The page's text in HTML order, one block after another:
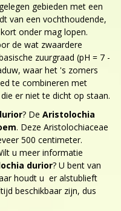
gebieden met een
van een vochthoudende,
onder mag lopen.
de wat zwaardere
zuurgraad (pH = 7 -
waar het 's zomers
te combineren met
er niet te dicht op staan.
? De Aristolochia
. Deze Aristolochiaceae
500 centimeter.
u meer informatie
durior? U bent van
houdt u er alstublieft
beschikbaar zijn, dus